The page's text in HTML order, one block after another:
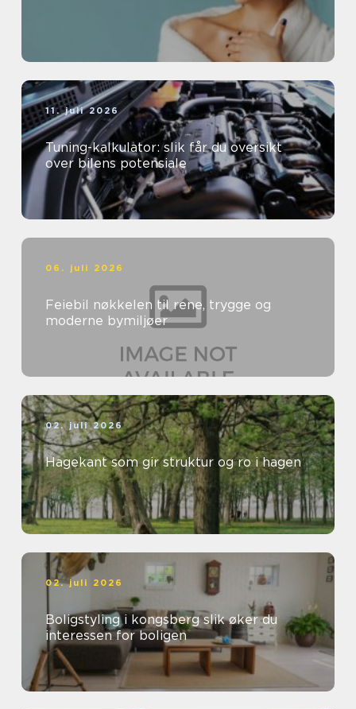
11. juli 2026
Tuning-kalkulator: slik får du oversikt
over bilens potensiale
06. juli 2026
Feiebil nøkkelen til rene, trygge og
moderne bymiljøer
02. juli 2026
Hagekant som gir struktur og ro i hagen
02. juli 2026
Boligstyling i kongsberg slik øker du
interessen for boligen